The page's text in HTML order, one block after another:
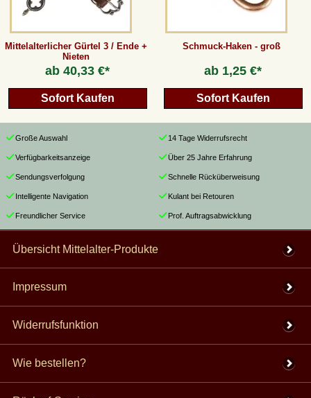
Mittelalterlicher Gürtel 3 / Ende +
Nieten
ab40,33 €*
Sofort Kaufen
Schmuck-Haken - groß
ab 1,25 €*
Sofort Kaufen
Große Auswahl
Verfügbarkeitsanzeige
Sendungsverfolgung
Intelligente Navigation
Freundlicher Service
14 Tage Widerrufsrecht
Über 25 Jahre Erfahrung
Schnelle Rücküberweisung
Kulant bei Retouren
Prof. Auftragsabwicklung
Übersicht Mittelalter-Produkte
Impressum
Widerrufsfunktion
Wie bestellen?